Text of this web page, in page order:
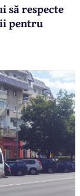
respecte
pentru